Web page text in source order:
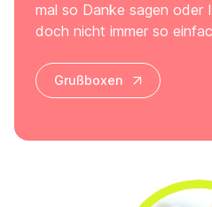
mal so Danke sagen oder
doch nicht immer so
Grußboxen